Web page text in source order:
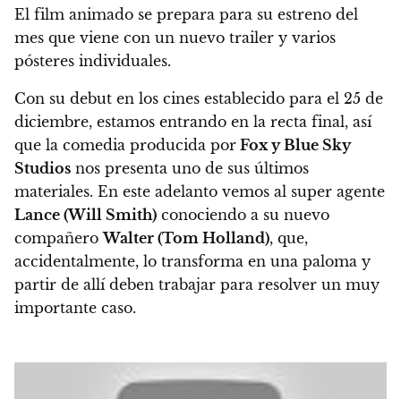
El film animado se prepara para su estreno del
mes que viene con un nuevo trailer y varios
pósteres individuales.
Con su debut en los cines establecido para el 25 de
diciembre, estamos entrando en la recta final, así
que la comedia producida por Fox y Blue Sky
Studios nos presenta uno de sus últimos
materiales. En este adelanto vemos al super agente
Lance (Will Smith) conociendo a su nuevo
compañeroWalter (Tom Holland), que,
accidentalmente, lo transforma en una paloma y
partir de allí deben trabajar para resolver un muy
importante caso.